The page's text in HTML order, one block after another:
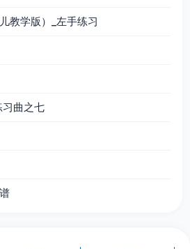
教学版）_左手练习
曲之七